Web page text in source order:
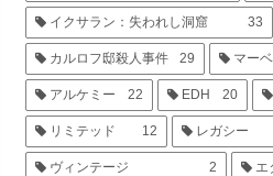
イクサラン：失われし洞窟 33
カルロフ邸殺人事件 29 マー
アルケミー 22 EDH 20
リミテッド 12 レガシー
ヴィンテージ 2 エ